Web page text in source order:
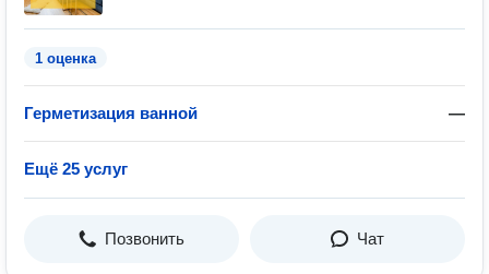
1 оценка
Герметизация ванной —
Ещё 25 услуг
Позвонить Чат